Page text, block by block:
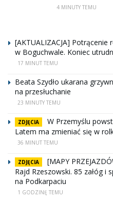
4 MINUTY TEMU
[AKTUALIZACJA] Potrącenie
w Boguchwale. Koniec
17 MINUT TEMU
Beata Szydło ukarana
na przesłuchanie
23 MINUTY TEMU
ZDJĘCIA
W Przemyślu
Latem ma zmieniać się w
36 MINUT TEMU
ZDJĘCIA
[MAPY
Rajd Rzeszowski. 85 załóg i
na Podkarpaciu
1 GODZINĘ TEMU